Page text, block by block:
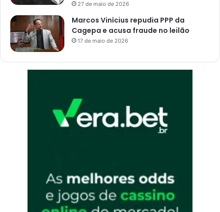
27 de maio de 2026
Marcos Vinícius repudia PPP da
Cagepa e acusa fraude no leilão
17 de maio de 2026